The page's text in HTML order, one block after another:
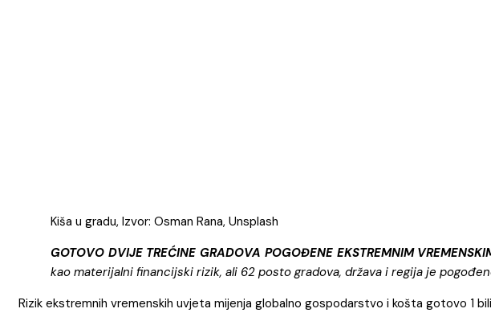
Kiša u gradu, Izvor: Osman Rana, Unsplash
GOTOVO DVIJE TREĆINE GRADOVA POGOĐENE EKSTREMNIM
kao materijalni financijski rizik, ali 62 posto gradova, država i regija je
Rizik ekstremnih vremenskih uvjeta mijenja globalno gospodarstvo i košta gotovo 1